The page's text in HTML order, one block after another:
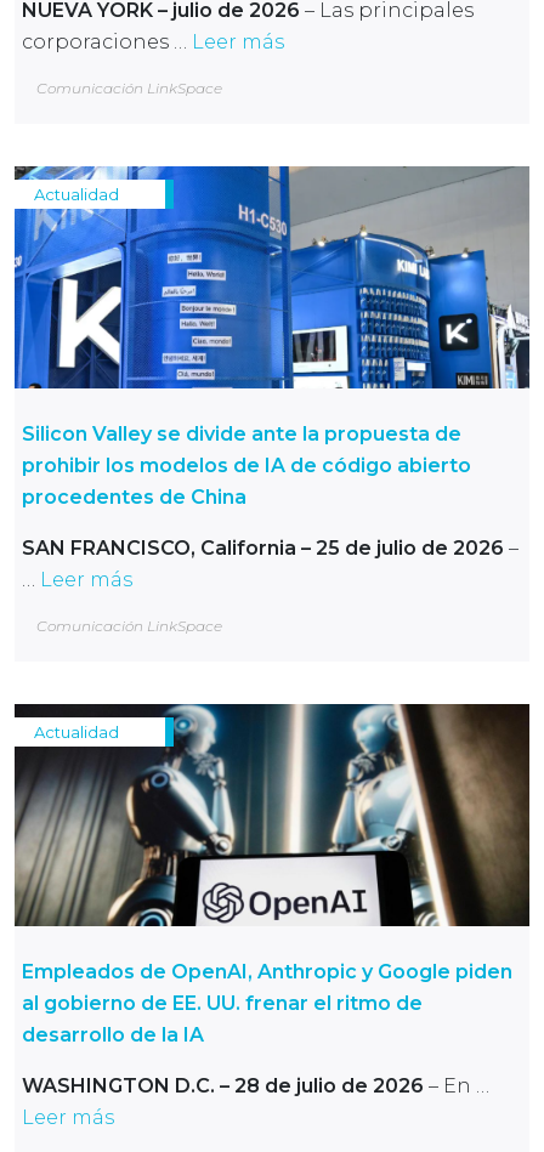
NUEVA YORK – julio de 2026 – Las principales
corporaciones … Leer más
Comunicación LinkSpace
Actualidad
Silicon Valley se divide ante la propuesta de
prohibir los modelos de IA de código abierto
procedentes de China
SAN FRANCISCO, California – 25 de julio de 2026 –
… Leer más
Comunicación LinkSpace
Actualidad
Empleados de OpenAI, Anthropic y Google piden
al gobierno de EE. UU. frenar el ritmo de
desarrollo de la IA
WASHINGTON D.C. – 28 de julio de 2026 – En …
Leer más